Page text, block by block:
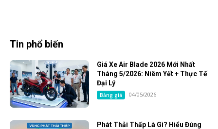
Tin phổ biến
Giá Xe Air Blade 2026 Mới Nhất
Tháng 5/2026: Niêm Yết + Thực Tế
Đại Lý
Bảng giá 04/05/2026
Phát Thải Thấp Là Gì? Hiểu Đúng